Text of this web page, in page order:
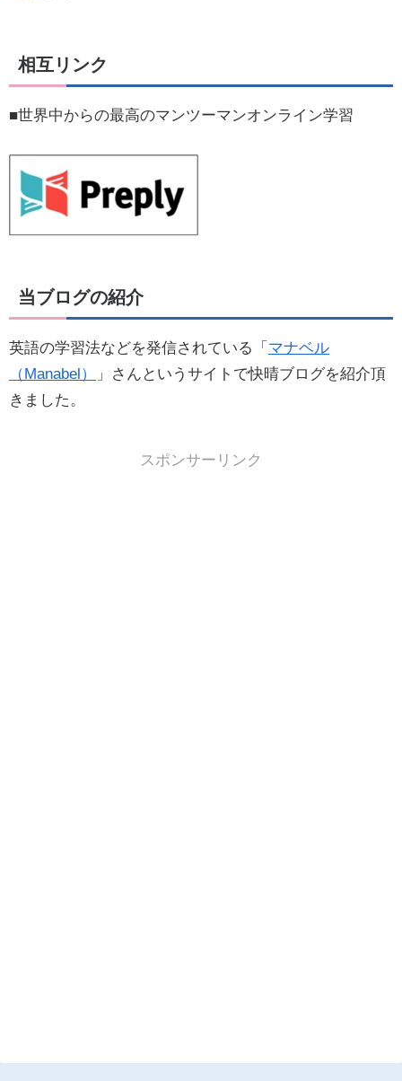
相互リンク
■世界中からの最高のマンツーマンオンライン学習
当ブログの紹介
英語の学習法などを発信されている「 マナベル
（Manabel）
」さんというサイトで快晴ブログを紹介頂
きました。
スポンサーリンク